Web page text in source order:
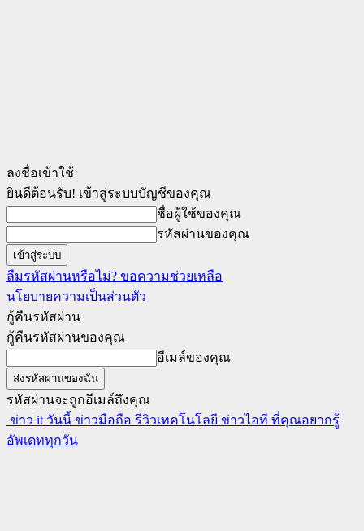
ลงชื่อเข้าใช้
ยินดีต้อนรับ! เข้าสู่ระบบบัญชีของคุณ
ชื่อผู้ใช้ของคุณ
รหัสผ่านของคุณ
ลืมรหัสผ่านหรือไม่? ขอความช่วยเหลือ
นโยบายความเป็นส่วนตัว
กู้คืนรหัสผ่าน
กู้คืนรหัสผ่านของคุณ
อีเมล์ของคุณ
รหัสผ่านจะถูกอีเมล์ถึงคุณ
ข่าว it วันนี้ ข่าวมือถือ รีวิวเทคโนโลยี ข่าวไอที ที่คุณอยากรู้
อัพเดททุกวัน